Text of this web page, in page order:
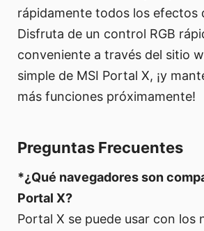
rápidamente todos los efectos
Disfruta de un control RGB
conveniente a través del sitio
simple de MSI Portal X, ¡y
más funciones próximamente!
Preguntas Frecuentes
*¿Qué navegadores son
Portal X?
Portal X se puede usar con los